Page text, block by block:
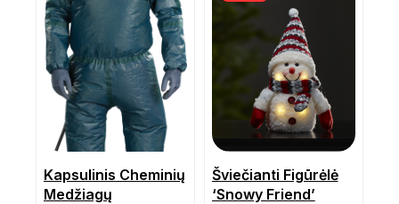
Kapsulinis Cheminių
Medžiagų
Šviečianti Figūrėlė
‘Snowy Friend’